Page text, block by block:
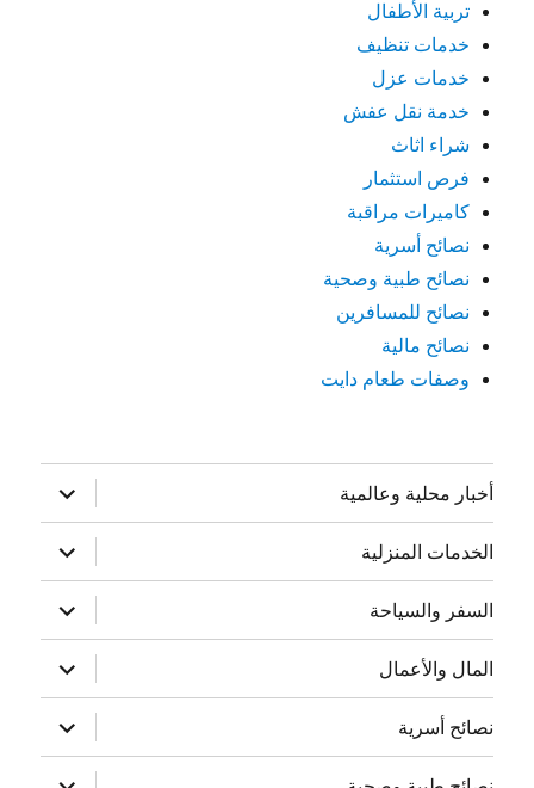
تربية الأطفال
خدمات تنظيف
خدمات عزل
خدمة نقل عفش
شراء اثاث
فرص استثمار
كاميرات مراقبة
نصائح أسرية
نصائح طبية وصحية
نصائح للمسافرين
نصائح مالية
وصفات طعام دايت
أخبار محلية وعالمية
توسيع
القائمة
الفرعية
الخدمات المنزلية
توسيع
القائمة
الفرعية
السفر والسياحة
توسيع
القائمة
الفرعية
المال والأعمال
توسيع
القائمة
الفرعية
نصائح أسرية
توسيع
القائمة
الفرعية
توسيع